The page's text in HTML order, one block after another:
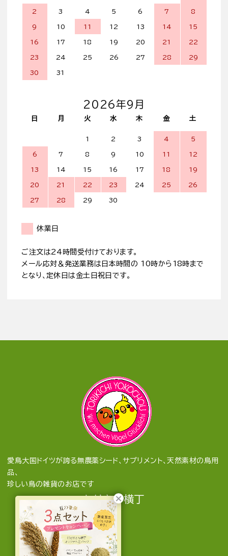
2 3 4 5 6 7 8
9 10 11 12 13 14 15
16 17 18 19 20 21 22
23 24 25 26 27 28 29
30 31
2026年9月
日 月 火 水 木 金 土
1 2 3 4 5
6 7 8 9 10 11 12
13 14 15 16 17 18 19
20 21 22 23 24 25 26
27 28 29 30
休業日
ご注文は24時間受付けております。
メール応対＆発送業務は日本時間の 10時から18時まで
となり、定休日は金土日祝日です。
愛鳥大国ドイツが誇る無農薬シード、サプリメント、天然素材の鳥用
品、
珍しい鳥の雑貨のお店です
とりきち横丁